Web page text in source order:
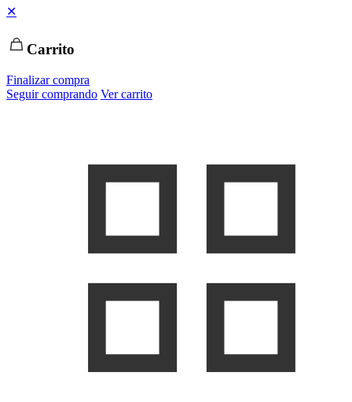
✕
Carrito
Finalizar compra
Seguir comprando Ver carrito